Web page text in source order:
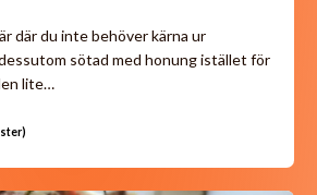
där du inte behöver kärna ur
sötad med honung istället för
lite…